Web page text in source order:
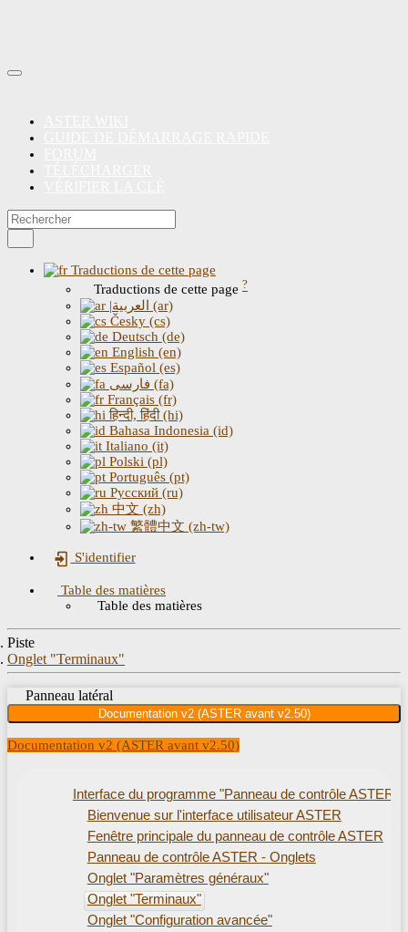
Traductions de cette page
Traductions de cette page ?
|العربية (ar)
Česky (cs)
Deutsch (de)
English (en)
Español (es)
فارسی (fa)
Français (fr)
हिन्दी, हिंदी (hi)
Bahasa Indonesia (id)
Italiano (it)
Polski (pl)
Português (pt)
Русский (ru)
中文 (zh)
繁體中文 (zh-tw)
S'identifier
Table des matières
Table des matières
Piste
Onglet "Terminaux"
Panneau latéral
Documentation v2 (ASTER avant v2.50)
Documentation v2 (ASTER avant v2.50)
Interface du programme "Panneau de contrôle ASTER"
Bienvenue sur l'interface utilisateur ASTER
Fenêtre principale du panneau de contrôle ASTER
Panneau de contrôle ASTER - Onglets
Onglet "Paramètres généraux"
Onglet "Terminaux"
Onglet "Configuration avancée"